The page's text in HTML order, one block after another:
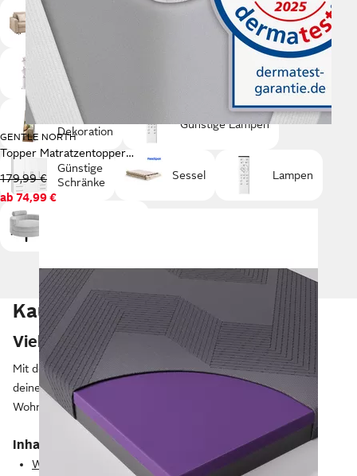
GENTLE NORTH
Topper Matratzentopper 7cm hoch H2/H3 - mit Gel-Memory- und Komfortschicht
179,99 €
ab74,99 €
Günstige Sofas
Günstige
Aufbewahrungen
Günstige Betten
Günstige
Dekoration
Günstige Lampen
Günstige
Schränke
Sessel Lampen
Kaufberatung Möbel
Vielseitige Einrichtung für dein Zuhause
Mit den richtigen Möbeln
gestaltest du dein Zuhause nach
deinen persönlichen Vorstellungen und schaffst ein
Wohnambiente zum Wohlfühlen.
Inhaltsverzeichnis
Welche Innenausstattung passt in welches Zimmer?